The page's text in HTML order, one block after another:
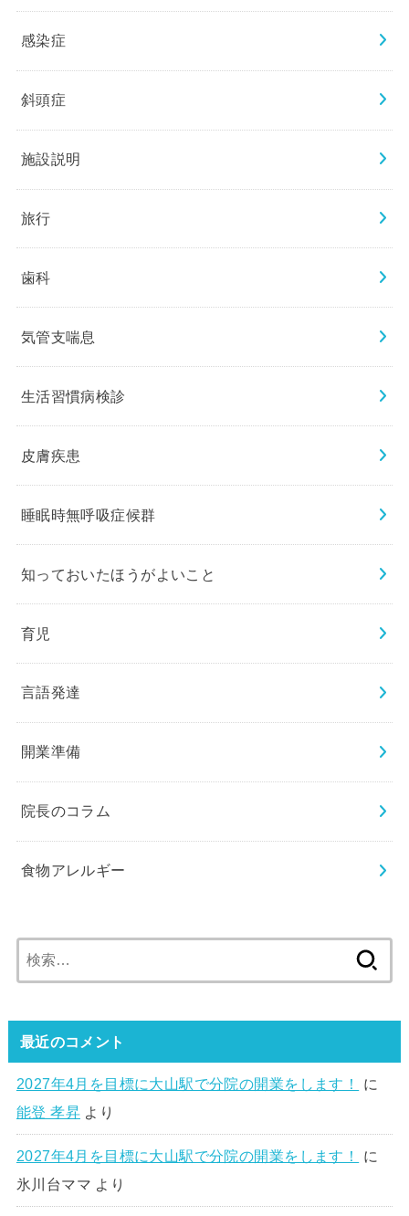
感染症
斜頭症
施設説明
旅行
歯科
気管支喘息
生活習慣病検診
皮膚疾患
睡眠時無呼吸症候群
知っておいたほうがよいこと
育児
言語発達
開業準備
院長のコラム
食物アレルギー
索:
最近のコメント
2027年4月を目標に大山駅で分院の開業をします！
に
能登 孝昇より
2027年4月を目標に大山駅で分院の開業をします！
に
氷川台ママ より